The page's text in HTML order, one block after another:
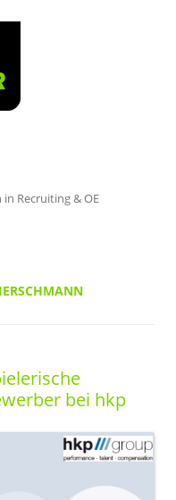
Recruiting & OE
bei hkp